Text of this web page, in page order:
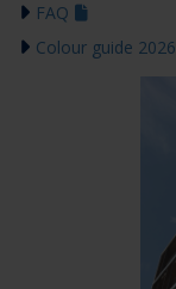
FAQ
Colour guide 2026